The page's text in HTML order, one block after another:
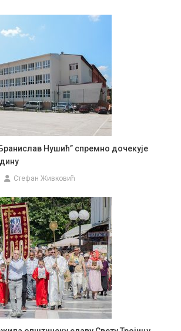
Нушић” спремно дочекује
Стефан Живковић